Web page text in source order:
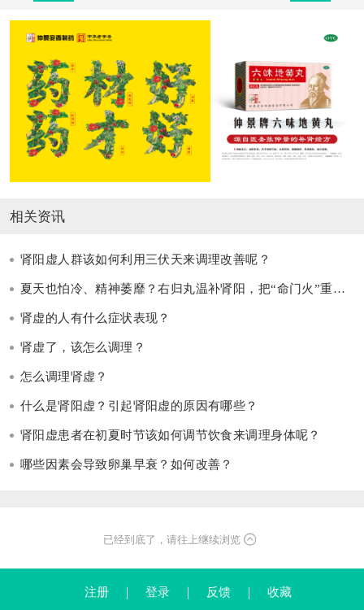
相关资讯
肾阳虚人群该如何利用三伏天来调理改善呢？
夏天也怕冷、精神萎靡？右归丸温补肾阳，把“命门火”重新点燃
肾虚的人有什么症状表现？
肾虚了，该怎么调理？
怎么调理肾虚？
什么是肾阳虚？引起肾阳虚的原因有哪些？
肾阳虚患者在初夏时节该如何调节饮食来调理身体呢？
哪些因素会导致卵巢早衰？如何改善？
已经到底了，请往上继续浏览
注册 登录 反馈 收藏